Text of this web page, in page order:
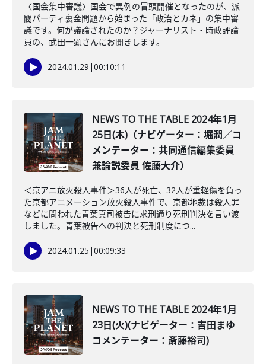
〈国会集中審議〉国会で異例の冒頭開催となったのが、派
閥パーティ裏金問題から始まった「政治とカネ」の集中審
議です。何が議論されたのか？ジャーナリスト・時政評論
員の、武田一顕さんにお聞きします。
2024.01.29 |00:10:11
NEWS TO THE TABLE 2024年1月
25日(木)（ナビゲーター：堀潤／コ
メンテーター：共同通信編集委員
兼論説委員 佐藤大介）
＜京アニ放火殺人事件＞36人が死亡、32人が重軽傷を負っ
た京都アニメーション放火殺人事件で、京都地裁は殺人罪
などに問われた青葉真司被告に求刑通り死刑判決を言い渡
しました。青葉被告への判決と死刑制度につ...
2024.01.25 |00:09:33
NEWS TO THE TABLE 2024年1月
23日(火)(ナビゲーター：吉田まゆ
コメンテーター：斎藤裕司)